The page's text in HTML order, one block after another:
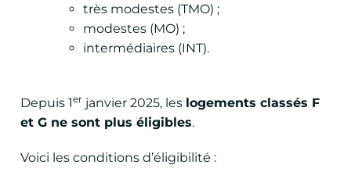
très modestes (TMO) ;
modestes (MO) ;
intermédiaires (INT).
Depuis 1er janvier 2025, les logements classés F
et G ne sont plus éligibles.
Voici les conditions d’éligibilité :